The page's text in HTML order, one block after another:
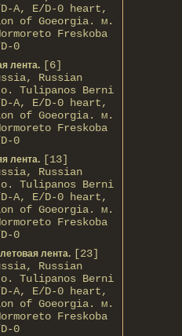
A, E/D-0 heart,
of Gоeorgia. м.
Freskoba
0
лента. [6]
Russian
о. Tulipanos Berni
A, E/D-0 heart,
of Gоeorgia. м.
Freskoba
0
лента. [13]
Russian
о. Tulipanos Berni
A, E/D-0 heart,
of Gоeorgia. м.
Freskoba
0
лента. [23]
Russian
о. Tulipanos Berni
A, E/D-0 heart,
of Gоeorgia. м.
Freskoba
0